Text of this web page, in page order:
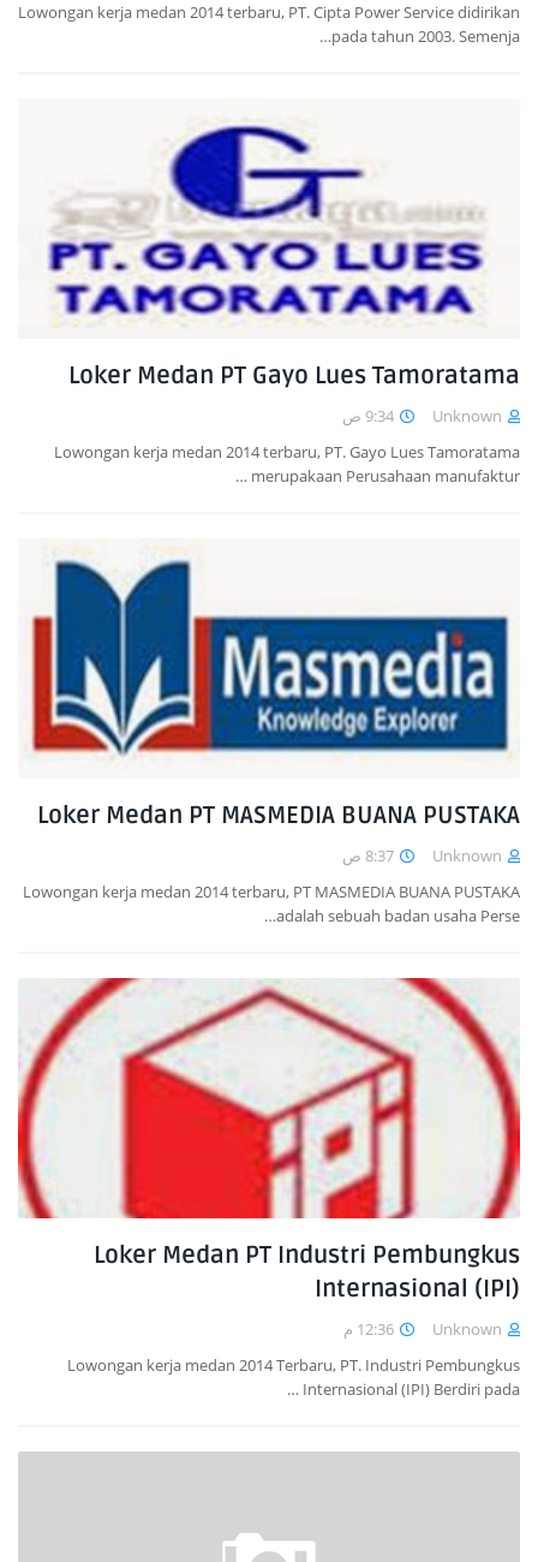
Lowongan kerja medan 2014 terbaru, PT. Cipta Power Service didirikan
pada tahun 2003. Semenja…
Loker Medan PT Gayo Lues Tamoratama
Unknown
9:34 ص
Lowongan kerja medan 2014 terbaru, PT. Gayo Lues Tamoratama
merupakaan Perusahaan manufaktur …
Loker Medan PT MASMEDIA BUANA PUSTAKA
Unknown
8:37 ص
Lowongan kerja medan 2014 terbaru, PT MASMEDIA BUANA PUSTAKA
adalah sebuah badan usaha Perse…
Loker Medan PT Industri Pembungkus
Internasional (IPI)
Unknown
12:36 م
Lowongan kerja medan 2014 Terbaru, PT. Industri Pembungkus
Internasional (IPI) Berdiri pada …